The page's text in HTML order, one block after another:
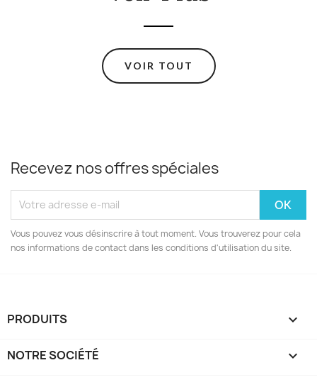
VOIR TOUT
Recevez nos offres spéciales
Vous pouvez vous désinscrire à tout moment. Vous trouverez pour cela
nos informations de contact dans les conditions d'utilisation du site.
PRODUITS 
NOTRE SOCIÉTÉ 